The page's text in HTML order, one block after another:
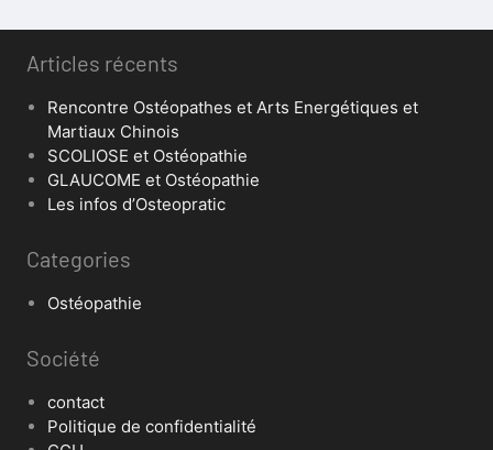
Articles récents
Rencontre Ostéopathes et Arts Energétiques et
Martiaux Chinois
SCOLIOSE et Ostéopathie
GLAUCOME et Ostéopathie
Les infos d’Osteopratic
Categories
Ostéopathie
Société
contact
Politique de confidentialité